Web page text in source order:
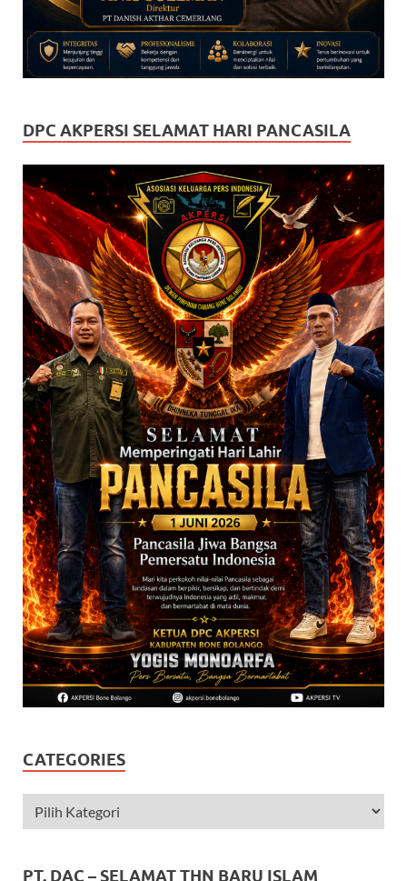
DPC AKPERSI SELAMAT HARI PANCASILA
CATEGORIES
PT. DAC – SELAMAT THN BARU ISLAM